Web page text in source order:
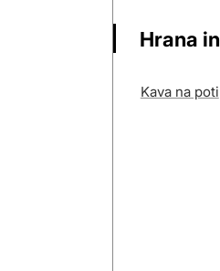
Hrana
Kava na poti